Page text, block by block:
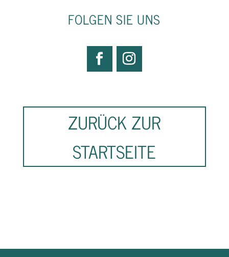
FOLGEN SIE UNS
ZURÜCK ZUR
STARTSEITE